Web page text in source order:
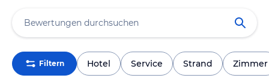
Filtern Hotel Service Strand Zimmer